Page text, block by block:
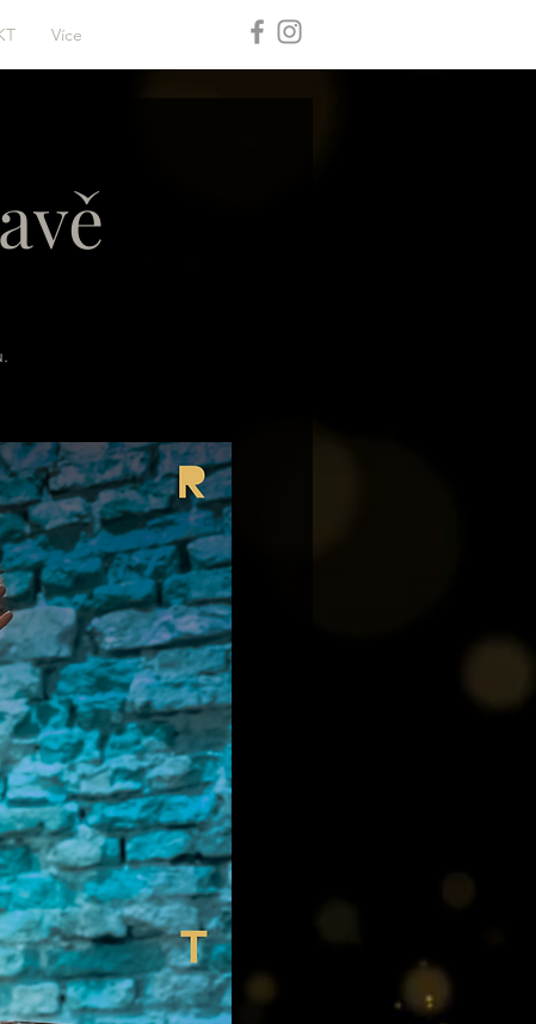
Více